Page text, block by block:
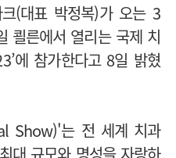
(대표 박정복)가 오는 3
쾰른에서 열리는 국제 치
에 참가한다고 8일 밝혔
Show)'는 전 세계 치과
대 규모와 명성을 자랑하